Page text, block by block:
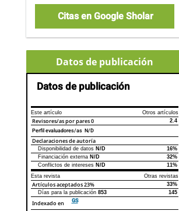
Citas en Google Sholar
Datos de publicación
Datos de publicación
Este artículo Otros artículos
Revisores/as por pares0 2.4
Perfil evaluadores/as N/D
Declaraciones de autoría
Declaraciones de autoríaEste artículo
Disponibilidad de datos N/D
16%
Financiación externa N/D
32%
Conflictos de intereses N/D
11%
Esta revista
Otras revistas
Artículos aceptados23%
33%
Días para la publicación 853 145
Indexado en GS